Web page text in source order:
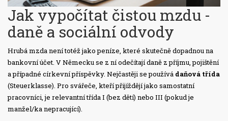
Jak vypočítat čistou mzdu -
daně a sociální odvody
Hrubá mzda není totéž jako peníze, které skutečně dopadnou na
bankovní účet. V Německu se z ní odečítají daně z příjmu, pojištění
a případné církevní příspěvky. Nejčastěji se používá daňová třída
(Steuerklasse). Pro svářeče, kteří přijíždějí jako samostatní
pracovníci, je relevantní třída I (bez dětí) nebo III (pokud je
manžel/ka nepracující).